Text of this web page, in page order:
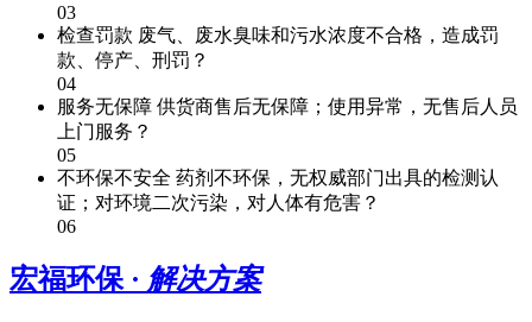
03
检查罚款 废气、废水臭味和污水浓度不合格，造成罚
款、停产、刑罚？
04
服务无保障 供货商售后无保障；使用异常，无售后人员
上门服务？
05
不环保不安全 药剂不环保，无权威部门出具的检测认
证；对环境二次污染，对人体有危害？
06
宏福环保 · 解决方案